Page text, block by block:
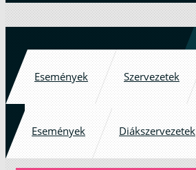
Események Szervezetek
Események Diákszervezetek